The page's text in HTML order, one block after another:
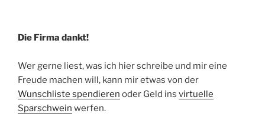
Die Firma dankt!
Wer gerne liest, was ich hier schreibe und mir eine
Freude machen will, kann mir etwas von der
Wunschliste spendieren oder Geld ins virtuelle
Sparschwein werfen.